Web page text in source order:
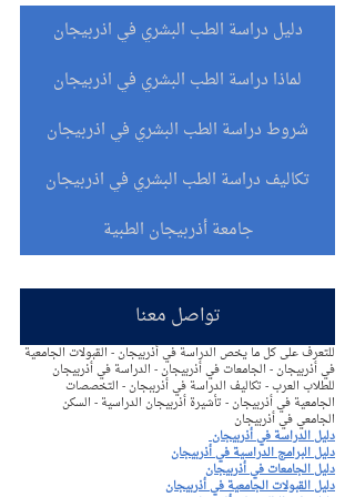
دليل دراسة الطب البشري في اذربيجان
لماذا دراسة الطب البشري في اذربيجان
شروط دراسة الطب البشري في اذربيجان
تكاليف دراسة الطب البشري في اذربيجان
جامعة أذربيجان الطبية
تواصل معنا
للتعرف على كل ما يخص الدراسة في أذربيجان - القبولات الجامعية
في أذربيجان - الجامعات في أذربيجان - الدراسة في أذربيجان
للطلاب العرب - تكاليف الدراسة في أذرببجان - التخصصات
الجامعية في أذربيجان - تأشيرة أذربيجان الدراسية - السكن
الجامعي في أذربيجان
دليل الدراسة في أذربيجان
دليل البرامج الدراسية في أذربيجان
دليل الجامعات في أذربيجان
دليل القبولات الجامعية في أذربيجان